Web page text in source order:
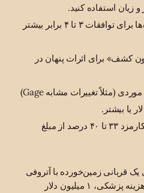
زیان استفاده کنید.
استفاده از داده‌ها برای توافقات ۳ تا ۴ برابر بیشتر
کشف» برای اثرات پنهان در
ارائه مطالعات موردی (مثلاً تغییرات مشابه Gage)
قابل دسترس، با کارمزد ۳۳ تا ۴۰ درصد از مبلغ
دلار برای یک قربانی زمین‌خورده با آتروفی
پیشرونده، شامل ۸۰۰ هزار دلار هزینه پزشکی، ۱ میلیون دلار